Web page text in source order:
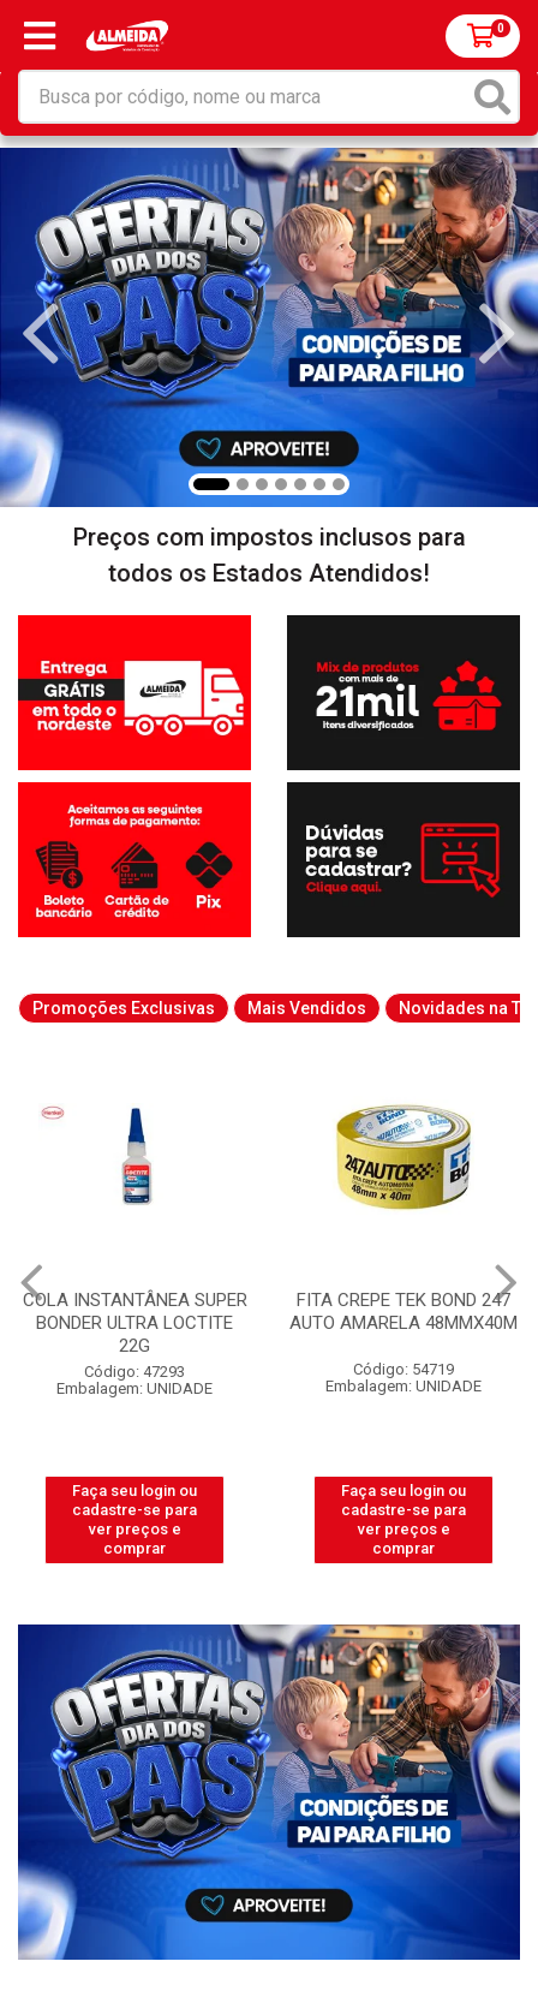
0
Preços com impostos inclusos para
todos os Estados Atendidos!
Promoções Exclusivas Mais Vendidos Novidades na
COLA INSTANTÂNEA SUPER
BONDER ULTRA LOCTITE
22G
Código: 47293
Embalagem: UNIDADE
Faça seu login ou
cadastre-se para
ver preços e
comprar
FITA CREPE TEK BOND 247
AUTO AMARELA 48MMX40M
Código: 54719
Embalagem: UNIDADE
Faça seu login ou
cadastre-se para
ver preços e
comprar